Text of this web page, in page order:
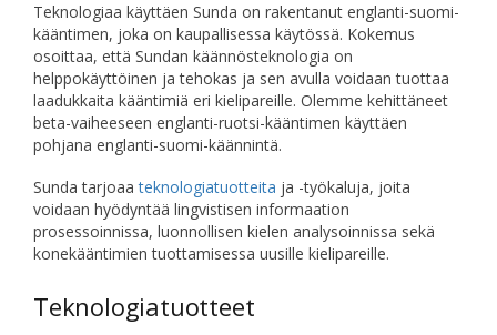
Teknologiaa käyttäen Sunda on rakentanut englanti-suomi-
kääntimen, joka on kaupallisessa käytössä. Kokemus
osoittaa, että Sundan käännösteknologia on
helppokäyttöinen ja tehokas ja sen avulla voidaan tuottaa
laadukkaita kääntimiä eri kielipareille. Olemme kehittäneet
beta-vaiheeseen englanti-ruotsi-kääntimen käyttäen
pohjana englanti-suomi-käännintä.
Sunda tarjoaateknologiatuotteita ja -työkaluja, joita
voidaan hyödyntää lingvistisen informaation
prosessoinnissa, luonnollisen kielen analysoinnissa sekä
konekääntimien tuottamisessa uusille kielipareille.
Teknologiatuotteet